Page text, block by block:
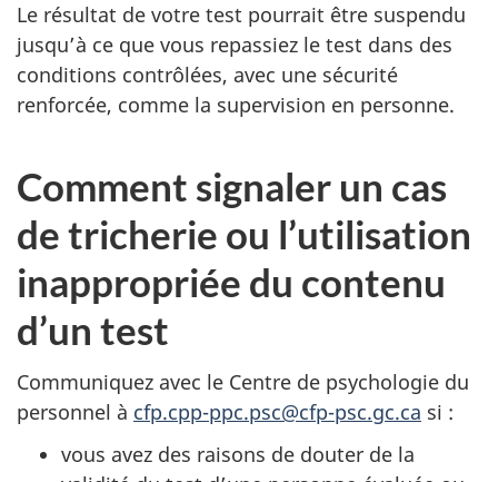
Le résultat de votre test pourrait être suspendu
jusqu’à ce que vous repassiez le test dans des
conditions contrôlées, avec une sécurité
renforcée, comme la supervision en personne.
Comment signaler un cas
de tricherie ou l’utilisation
inappropriée du contenu
d’un test
Communiquez avec le Centre de psychologie du
personnel à cfp.cpp-ppc.psc@cfp-psc.gc.ca si :
vous avez des raisons de douter de la